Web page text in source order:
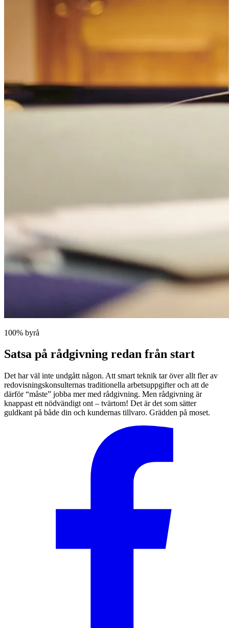
100% byrå
Satsa på rådgivning redan från start
Det har väl inte undgått någon. Att smart teknik tar över allt fler av
redovisningskonsulternas traditionella arbetsuppgifter och att de
därför “måste” jobba mer med rådgivning. Men rådgivning är
knappast ett nödvändigt ont – tvärtom! Det är det som sätter
guldkant på både din och kundernas tillvaro. Grädden på moset.